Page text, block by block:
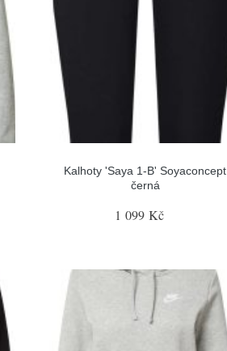
Kalhoty 'Saya 1-B' Soyaconcept
černá
1 099 Kč